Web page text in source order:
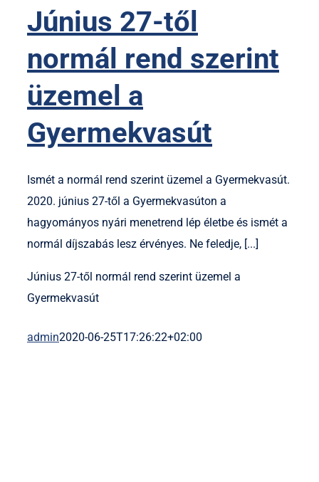
Június 27-től
normál rend szerint
üzemel a
Gyermekvasút
Ismét a normál rend szerint üzemel a Gyermekvasút.
2020. június 27-től a Gyermekvasúton a
hagyományos nyári menetrend lép életbe és ismét a
normál díjszabás lesz érvényes. Ne feledje, [...]
Június 27-től normál rend szerint üzemel a
Gyermekvasút
admin2020-06-25T17:26:22+02:00